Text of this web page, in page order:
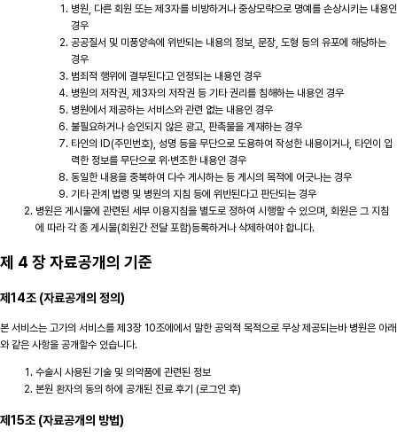
병원, 다른 회원 또는 제3자를 비방하거나 중상모략으로 명예를 손상시키는 내용인
경우
공공질서 및 미풍양속에 위반되는 내용의 정보, 문장, 도형 등의 유포에 해당하는
경우
범죄적 행위에 결부된다고 인정되는 내용인 경우
병원의 저작권, 제3자의 저작권 등 기타 권리를 침해하는 내용인 경우
병원에서 제공하는 서비스와 관련 없는 내용인 경우
불필요하거나 승인되지 않은 광고, 판촉물을 게재하는 경우
타인의 ID(주민번호), 성명 등을 무단으로 도용하여 작성한 내용이거나, 타인이 입
력한 정보를 무단으로 위·변조한 내용인 경우
동일한 내용을 중복하여 다수 게시하는 등 게시의 목적에 어긋나는 경우
기타 관계 법령 및 병원의 지침 등에 위반된다고 판단되는 경우
병원은 게시물에 관련된 세부 이용지침을 별도로 정하여 시행할 수 있으며, 회원은 그 지침
에 따라 각 종 게시물(회원간 전달 포함)등록하거나 삭제하여야 합니다.
제 4 장 자료공개의 기준
제14조 (자료공개의 정의)
본 서비스는 고가의 서비스를 제3장 10조에에서 말한 공익적 목적으로 무상 제공되는바 병원은 아래
와 같은 사항을 공개할수 있습니다.
수술시 사용된 기술 및 의약품에 관련된 정보
본원 환자의 동의 하에 공개된 진료 후기 (로그인 후)
제15조 (자료공개의 방법)